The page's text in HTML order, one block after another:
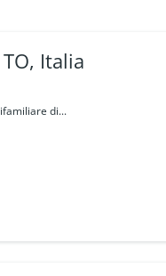
Italia
di...